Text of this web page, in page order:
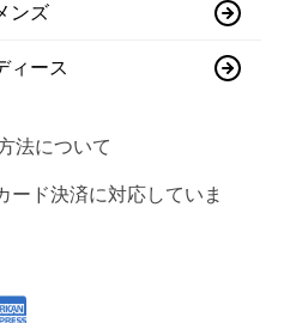
ンズ
ィース
法について
ード決済に対応していま